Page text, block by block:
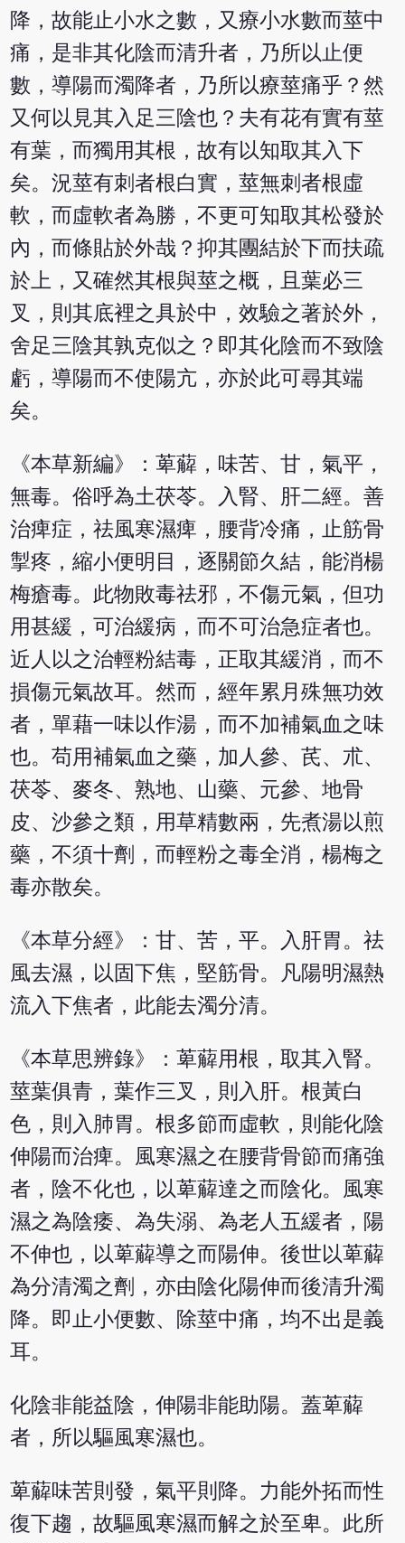
降，故能止小水之數，又療小水數而莖中
痛，是非其化陰而清升者，乃所以止便
數，導陽而濁降者，乃所以療莖痛乎？然
又何以見其入足三陰也？夫有花有實有莖
有葉，而獨用其根，故有以知取其入下
矣。況莖有刺者根白實，莖無刺者根虛
軟，而虛軟者為勝，不更可知取其松發於
內，而條貼於外哉？抑其團結於下而扶疏
於上，又確然其根與莖之概，且葉必三
叉，則其底裡之具於中，效驗之著於外，
舍足三陰其孰克似之？即其化陰而不致陰
虧，導陽而不使陽亢，亦於此可尋其端
矣。
《本草新編》：萆薢，味苦、甘，氣平，
無毒。俗呼為土茯苓。入腎、肝二經。善
治痺症，祛風寒濕痺，腰背冷痛，止筋骨
掣疼，縮小便明目，逐關節久結，能消楊
梅瘡毒。此物敗毒祛邪，不傷元氣，但功
用甚緩，可治緩病，而不可治急症者也。
近人以之治輕粉結毒，正取其緩消，而不
損傷元氣故耳。然而，經年累月殊無功效
者，單藉一味以作湯，而不加補氣血之味
也。苟用補氣血之藥，加人參、芪、朮、
茯苓、麥冬、熟地、山藥、元參、地骨
皮、沙參之類，用草精數兩，先煮湯以煎
藥，不須十劑，而輕粉之毒全消，楊梅之
毒亦散矣。
《本草分經》：甘、苦，平。入肝胃。祛
風去濕，以固下焦，堅筋骨。凡陽明濕熱
流入下焦者，此能去濁分清。
《本草思辨錄》：萆薢用根，取其入腎。
莖葉俱青，葉作三叉，則入肝。根黃白
色，則入肺胃。根多節而虛軟，則能化陰
伸陽而治痺。風寒濕之在腰背骨節而痛強
者，陰不化也，以萆薢達之而陰化。風寒
濕之為陰痿、為失溺、為老人五緩者，陽
不伸也，以萆薢導之而陽伸。後世以萆薢
為分清濁之劑，亦由陰化陽伸而後清升濁
降。即止小便數、除莖中痛，均不出是義
耳。
化陰非能益陰，伸陽非能助陽。蓋萆薢
者，所以驅風寒濕也。
萆薢味苦則發，氣平則降。力能外拓而性
復下趨，故驅風寒濕而解之於至卑。此所